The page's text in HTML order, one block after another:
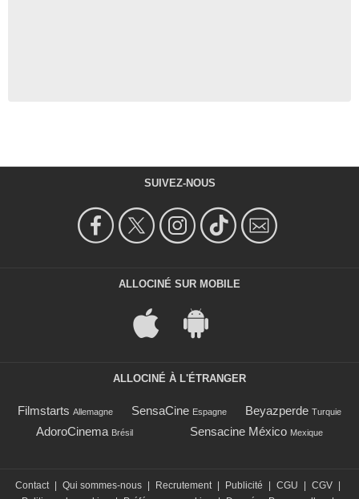
SUIVEZ-NOUS
ALLOCINÉ SUR MOBILE
ALLOCINÉ À L'ÉTRANGER
Filmstarts Allemagne SensaCine Espagne Beyazperde Turquie
AdoroCinema Brésil Sensacine México Mexique
Contact | Qui sommes-nous | Recrutement | Publicité | CGU | CGV |